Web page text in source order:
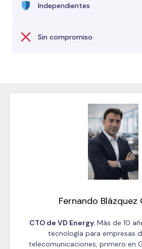
Independientes
Sin compromiso
Fernando Blázquez
CTO de VD Energy. Más de 10
tecnología para empresas
telecomunicaciones, primero en